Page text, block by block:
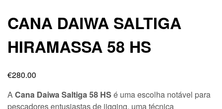
CANA DAIWA SALTIGA
HIRAMASSA 58 HS
€280.00
ACana Daiwa Saltiga 58 HS é uma escolha notável para
pescadores entusiastas de jigging, uma técnica